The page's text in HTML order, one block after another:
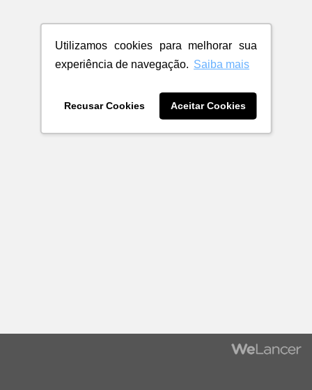
Utilizamos cookies para melhorar sua
experiência de navegação. Saiba mais
Recusar Cookies Aceitar Cookies